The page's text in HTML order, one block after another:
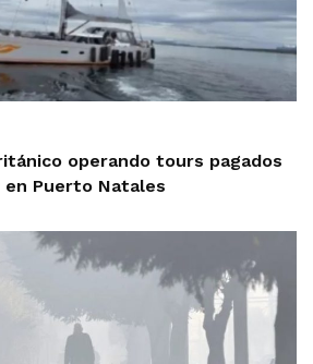
operando tours pagados
Puerto Natales